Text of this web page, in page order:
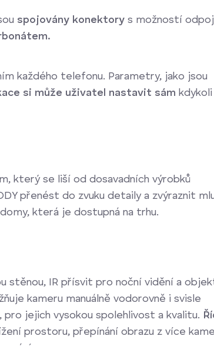
spojovány konektory s možností
každého telefonu. Parametry, jako jsou
si může uživatel nastavit sám kdykoli
který se liší od dosavadních výrobků
přenést do zvuku detaily a zvýraznit
která je dostupná na trhu.
stěnou, IR přísvit pro noční vidění a
kameru manuálně vodorovně i svisle
, pro jejich vysokou spolehlivost a kvalitu.
prostoru, přepínání obrazu z více